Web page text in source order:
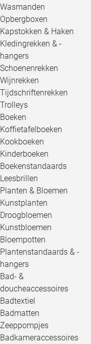
Wasmanden
Opbergboxen
Kapstokken & Haken
Kledingrekken & -
hangers
Schoenenrekken
Wijnrekken
Tijdschriftenrekken
Trolleys
Boeken
Koffietafelboeken
Kookboeken
Kinderboeken
Boekenstandaards
Leesbrillen
Planten & Bloemen
Kunstplanten
Droogbloemen
Kunstbloemen
Bloempotten
Plantenstandaards & -
hangers
Bad- &
doucheaccessoires
Badtextiel
Badmatten
Zeeppompjes
Badkameraccessoires